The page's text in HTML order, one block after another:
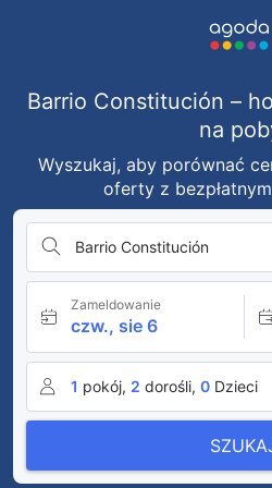
Barrio Constitución –
na
Wyszukaj, aby porównać
oferty z
Barrio Constitución
Zameldowanie
czw., sie 6
1 pokój, 2 dorośli, 0 Dzieci